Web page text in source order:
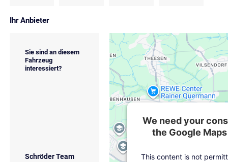
Ihr Anbieter
Sie sind an diesem
Fahrzeug
interessiert?
Schröder Team
We need your
the Google
This content is not